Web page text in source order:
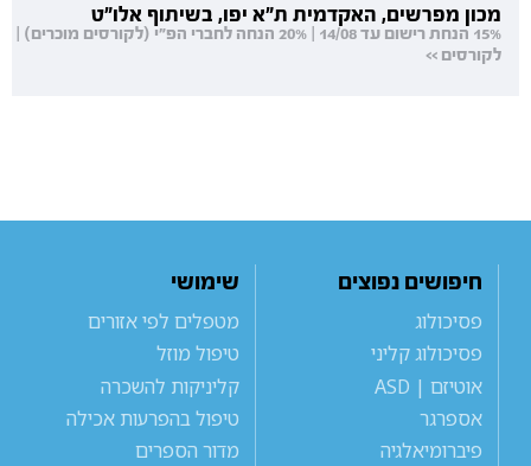
מכון מפרשים, האקדמית ת"א יפו, בשיתוף אלו"ט
15% הנחת רישום עד 14/08 | 20% הנחה לחברי הפ"י (לקורסים מוכרים) |
לקורסים >>
חיפושים נפוצים
פסיכולוג
פסיכולוג קליני
אוטיזם | ASD
אספרגר
פיברומיאלגיה
שימושי
מטפלים לפי אזורים
טיפול מוזל
קליניקות להשכרה
טיפול בהפרעות אכילה
מדור הספרים